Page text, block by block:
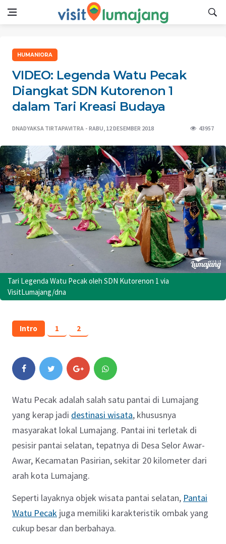
HUMANIORA
VIDEO: Legenda Watu Pecak
Diangkat SDN Kutorenon 1
dalam Tari Kreasi Budaya
DNADYAKSA TIRTAPAVITRA RABU, 12 DESEMBER 2018 43957
Tari Legenda Watu Pecak oleh SDN Kutorenon 1 via
VisitLumajang/dna
Intro 1 2
Watu Pecak adalah salah satu pantai di Lumajang
yang kerap jadi destinasi wisata, khususnya
masyarakat lokal Lumajang. Pantai ini terletak di
pesisir pantai selatan, tepatnya di Desa Selor Awar-
Awar, Kecamatan Pasirian, sekitar 20 kilometer dari
arah kota Lumajang.
Seperti layaknya objek wisata pantai selatan, Pantai
Watu Pecak juga memiliki karakteristik ombak yang
cukup besar dan berbahaya.